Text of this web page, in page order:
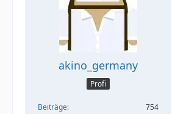
akino_germany
Profi
Beiträge 754